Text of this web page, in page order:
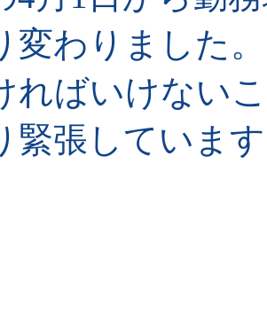
変わりました
ればいけない
緊張していま